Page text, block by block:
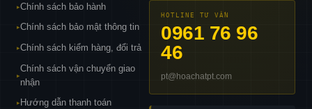
▸Chính sách bảo hành
▸Chính sách bảo mật thông tin
▸Chính sách kiểm hàng, đổi trả
▸
Chính sách vận chuyển giao
nhận
▸ Hướng dẫn thanh toán
HOTLINE TƯ VẤN
0961 76 96
46
pt@hoachatpt.com